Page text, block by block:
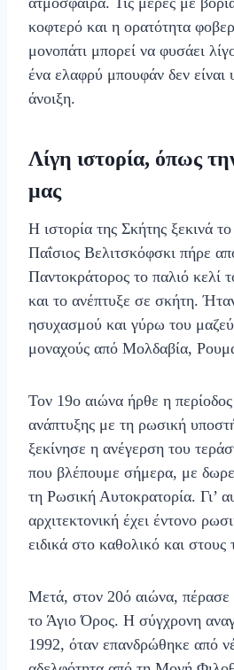
κοφτερό και η ορατότητα
μονοπάτι μπορεί να φυσάει
ένα ελαφρύ μπουφάν δεν
άνοιξη.
Λίγη ιστορία, όπως
μας
Η ιστορία της Σκήτης ξεκινά
Παΐσιος Βελιτσκόφσκι πήρε
Παντοκράτορος το παλιό κελί
και το ανέπτυξε σε σκήτη.
ησυχασμού και γύρω του
μοναχούς από Μολδαβία,
Τον 19ο αιώνα ήρθε η
ανάπτυξης με τη ρωσική
ξεκίνησε η ανέγερση του
που βλέπουμε σήμερα, με
τη Ρωσική Αυτοκρατορία. Γι’
αρχιτεκτονική έχει έντονο
ειδικά στο καθολικό και στους
Μετά, στον 20ό αιώνα, πέρασε
το Άγιο Όρος. Η σύγχρονη
1992, όταν επανδρώθηκε από